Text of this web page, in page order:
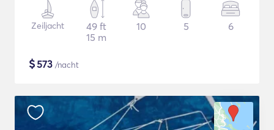
Zeiljacht
49 ft
15 m
10 5 6
$573 /nacht